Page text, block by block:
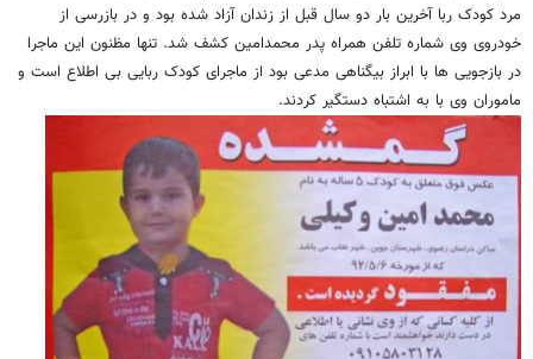
مرد کودک ربا آخرین بار دو سال قبل از زندان آزاد شده بود و در بازرسی از
خودروی وی شماره تلفن همراه پدر محمدامین کشف شد. تنها مظنون این ماجرا
در بازجویی ها با ابراز بیگناهی مدعی بود از ماجرای کودک ربایی بی اطلاع است و
ماموران وی با به اشتباه دستگیر کردند.